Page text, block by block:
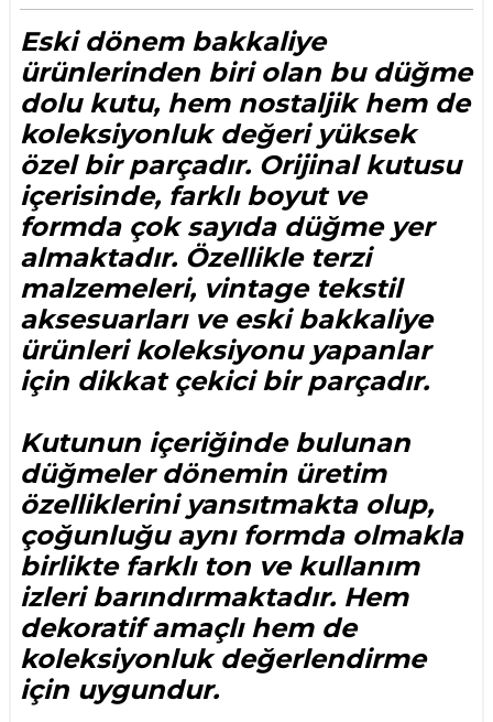
Eski dönem bakkaliye
ürünlerinden biri olan bu düğme
dolu kutu, hem nostaljik hem de
koleksiyonluk değeri yüksek
özel bir parçadır. Orijinal kutusu
içerisinde, farklı boyut ve
formda çok sayıda düğme yer
almaktadır. Özellikle terzi
malzemeleri, vintage tekstil
aksesuarları ve eski bakkaliye
ürünleri koleksiyonu yapanlar
için dikkat çekici bir parçadır.
Kutunun içeriğinde bulunan
düğmeler dönemin üretim
özelliklerini yansıtmakta olup,
çoğunluğu aynı formda olmakla
birlikte farklı ton ve kullanım
izleri barındırmaktadır. Hem
dekoratif amaçlı hem de
koleksiyonluk değerlendirme
için uygundur.